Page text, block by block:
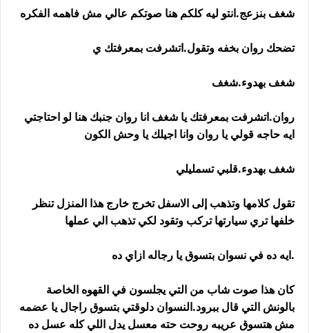
شغف بنزعج.انتو ليه كلكم هنا صوتكم عالي مش فاهمه الفكره
تضحك روان بخفه وتقول.اتشرفت بمعرفتك ي
شغف بهدوء.شغف
روان.اتشرفت بمعرفتك يا شغف انا روان جنبك هنا لو احتاجتي
ايه حاجه قولي يا روان وانا اجيلك يا وحش الكون
شغف بهدوء.قلبي تسمليلي
تقول كلامها وتذهب إلى الاسفل تخرج خارج هذا المنزل تنظر
خلفها تري سيارتها تركب وتقود لكي تذهب الي عملها
.ايه ده في نسوان بتسوق يا رجاله ازاي ده
كان هذا صوت شاب من التي يجلسون في القهوه الخاصة
بالونش التي قال ببرود.النسوان دلوقتي بتسوق راجال يا عضمه
مش هتسوق عريبه روحت حته معسل يدل اللي كله عسل ده